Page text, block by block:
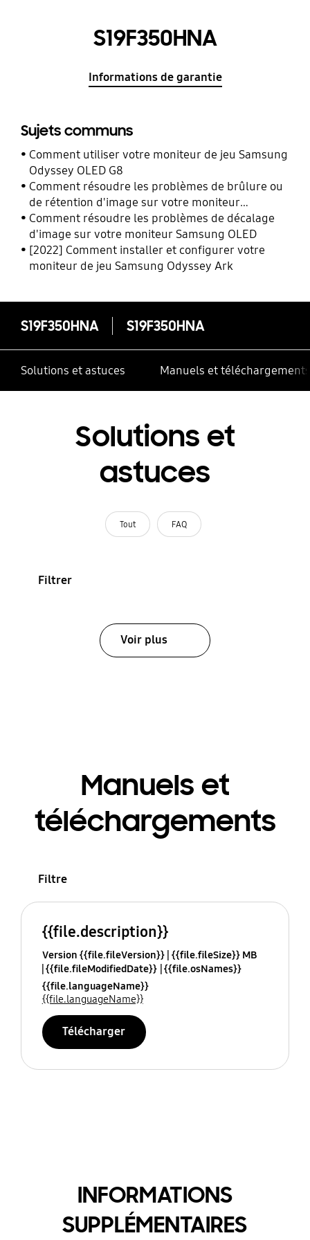
S19F350HNA
Informations de garantie
Sujets communs
Comment utiliser votre moniteur de jeu Samsung
Odyssey OLED G8
Comment résoudre les problèmes de brûlure ou
de rétention d'image sur votre moniteur
Samsung OLED
Comment résoudre les problèmes de décalage
d'image sur votre moniteur Samsung OLED
[2022] Comment installer et configurer votre
moniteur de jeu Samsung Odyssey Ark
S19F350HNA S19F350HNA
Solutions et astuces Manuels et téléchargements
Solutions et
astuces
Tout FAQ
Filtrer
Voir plus
Manuels et
téléchargements
Filtre
{{file.description}}
Version {{file.fileVersion}} {{file.fileSize}} MB
{{file.fileModifiedDate}} {{file.osNames}}
{{file.languageName}}
{{file.languageName}}
Télécharger
INFORMATIONS
SUPPLÉMENTAIRES